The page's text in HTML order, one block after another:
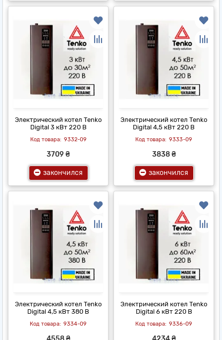
Электрический котел Tenko
Digital 3 кВт 220 В
9332-09
3709 ₴
закончился
Электрический котел Tenko
Digital 4,5 кВт 220 В
9333-09
3838 ₴
закончился
Электрический котел Tenko
Digital 4,5 кВт 380 В
9334-09
Электрический котел Tenko
Digital 6 кВт 220 В
9336-09